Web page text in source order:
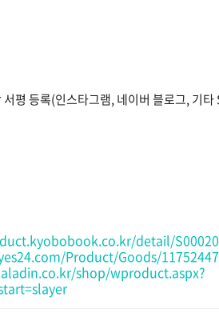
평 등록(인스타그램, 네이버 블로그, 기
detail/
Product/Goods/
shop/wproduct.aspx?